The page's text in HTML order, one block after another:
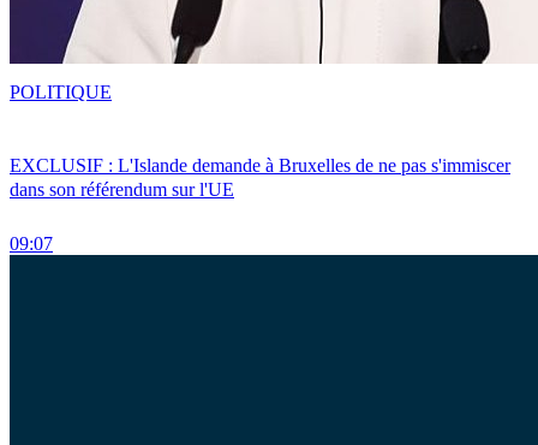
EXCLUSIF : L'Islande demande à Bruxelles de ne pas s'immiscer
dans son référendum sur l'UE
09:07
POLITIQUE